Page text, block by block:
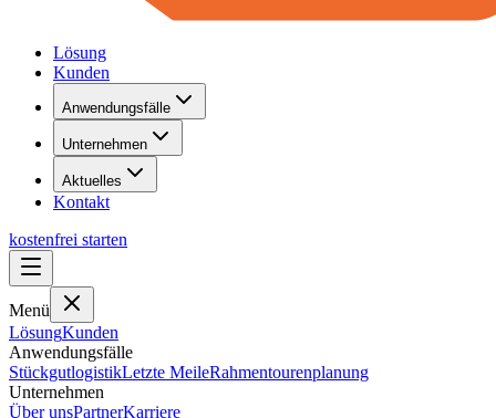
Lösung
Kunden
Anwendungsfälle
Unternehmen
Aktuelles
Kontakt
kostenfrei starten
Menü
LösungKunden
Anwendungsfälle
StückgutlogistikLetzte MeileRahmentourenplanung
Unternehmen
Über unsPartnerKarriere